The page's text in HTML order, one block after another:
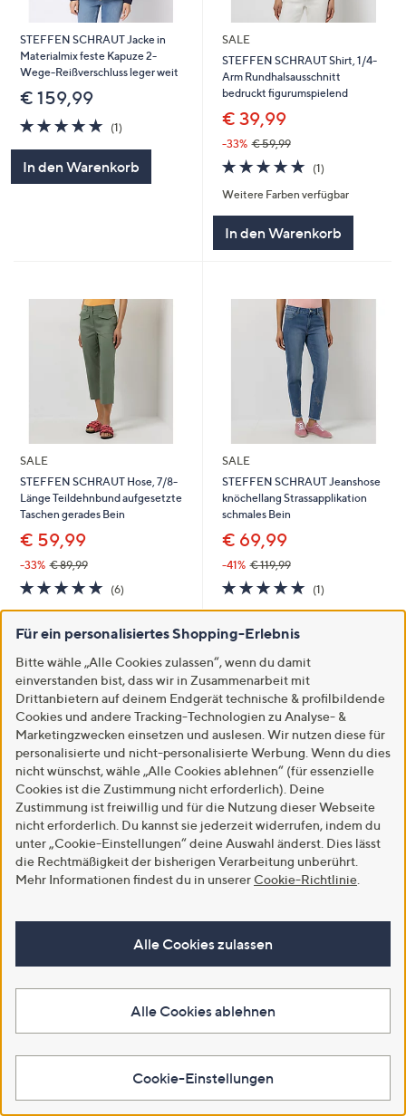
STEFFEN SCHRAUT Jacke in
Materialmix feste Kapuze 2-
Wege-Reißverschluss leger weit
€ 159,99
5.0
von
5
(1)
In den Warenkorb
SALE
STEFFEN SCHRAUT Shirt, 1/4-
Arm Rundhalsausschnitt
bedruckt figurumspielend
€ 39,99
-33% € 59,99
5.0
von
5
(1)1
Weitere Farben verfügbar
In den Warenkorb
SALE
STEFFEN SCHRAUT Hose, 7/8-
Länge Teildehnbund aufgesetzte
Taschen gerades Bein
€ 59,99
-33% € 89,99
5.0
von
5
(6)
In den Warenkorb
SALE
STEFFEN SCHRAUT Jeanshose
knöchellang Strassapplikation
schmales Bein
€ 69,99
-41% € 119,99
5.0
von
(1)1
In den Warenkorb
SALE
STEFFEN SCHRAUT Jeanshose,
SALE
STEFFEN SCHRAUT Poloshirt,
€ 39,99
Für ein personalisiertes Shopping-Erlebnis
Bitte wähle „Alle Cookies zulassen“, wenn du damit
einverstanden bist, dass wir in Zusammenarbeit mit
Drittanbietern auf deinem Endgerät technische & profilbildende
Cookies und andere Tracking-Technologien zu Analyse- &
Marketingzwecken einsetzen und auslesen. Wir nutzen diese für
personalisierte und nicht-personalisierte Werbung. Wenn du dies
nicht wünschst, wähle „Alle Cookies ablehnen“ (für essenzielle
Cookies ist die Zustimmung nicht erforderlich). Deine
Zustimmung ist freiwillig und für die Nutzung dieser Webseite
nicht erforderlich. Du kannst sie jederzeit widerrufen, indem du
unter „Cookie-Einstellungen“ deine Auswahl änderst. Dies lässt
die Rechtmäßigkeit der bisherigen Verarbeitung unberührt.
Mehr Informationen findest du in unserer Cookie-Richtlinie
Alle Cookies zulassen
Alle Cookies ablehnen
Cookie-Einstellungen